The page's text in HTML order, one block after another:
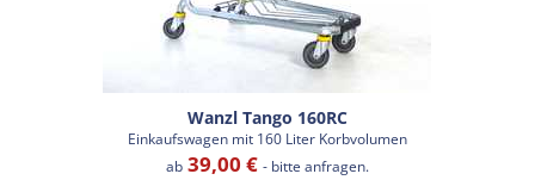
Wanzl Tango 160RC
Einkaufswagen mit 160 Liter Korbvolumen
ab39,00 € - bitte anfragen.